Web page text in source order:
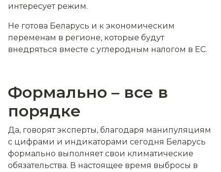
интересует режим.
Не готова Беларусь и к экономическим
переменам в регионе, которые будут
внедряться вместе с углеродным налогом в ЕС.
Формально – все в
порядке
Да, говорят эксперты, благодаря манипуляциям
с цифрами и индикаторами сегодня Беларусь
формально выполняет свои климатические
обязательства. В настоящее время выбросы в